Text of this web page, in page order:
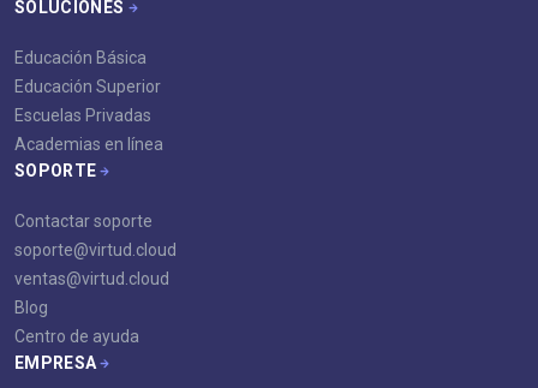
SOLUCIONES
Educación Básica
Educación Superior
Escuelas Privadas
Academias en línea
SOPORTE
Contactar soporte
soporte@virtud.cloud
ventas@virtud.cloud
Blog
Centro de ayuda
EMPRESA